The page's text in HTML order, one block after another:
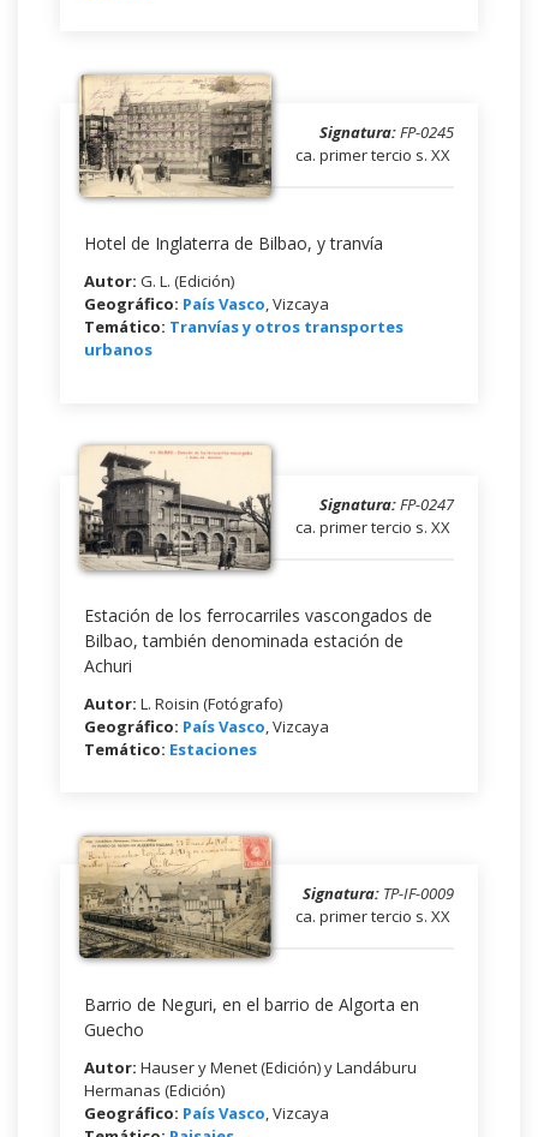
Signatura:FP-0245
ca. primer tercio s. XX
Hotel de Inglaterra de Bilbao, y tranvía
Autor: G. L. (Edición)
Geográfico: País Vasco, Vizcaya
Temático: Tranvías y otros transportes
urbanos
Signatura:FP-0247
ca. primer tercio s. XX
Estación de los ferrocarriles vascongados de
Bilbao, también denominada estación de
Achuri
Autor: L. Roisin (Fotógrafo)
Geográfico: País Vasco, Vizcaya
Temático: Estaciones
Signatura: TP-IF-0009
ca. primer tercio s. XX
Barrio de Neguri, en el barrio de Algorta en
Guecho
Autor: Hauser y Menet (Edición) y Landáburu
Hermanas (Edición)
Geográfico: País Vasco, Vizcaya